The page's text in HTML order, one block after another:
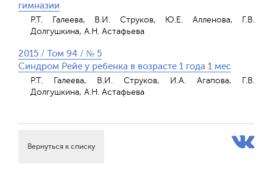
гимназии
Р.Т. Галеева, В.И. Струков, Ю.Е. Алленова, Г.В.
Долгушкина, А.Н. Астафьева
2015 / Том 94 / № 5
Синдром Рейе у ребенка в возрасте 1 года 1 мес
Р.Т. Галеева, В.И. Струков, И.А. Агапова, Г.В.
Долгушкина, А.Н. Астафьева
Вернуться к списку